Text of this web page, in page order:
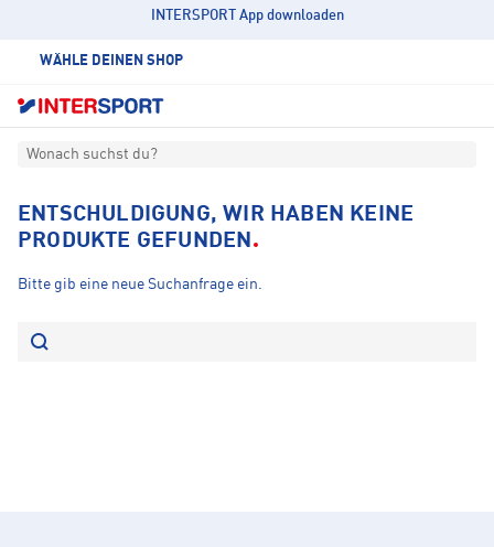
INTERSPORT App downloaden
WÄHLE DEINEN SHOP
Wonach suchst du?
ENTSCHULDIGUNG, WIR HABEN KEINE
PRODUKTE GEFUNDEN
Bitte gib eine neue Suchanfrage ein.